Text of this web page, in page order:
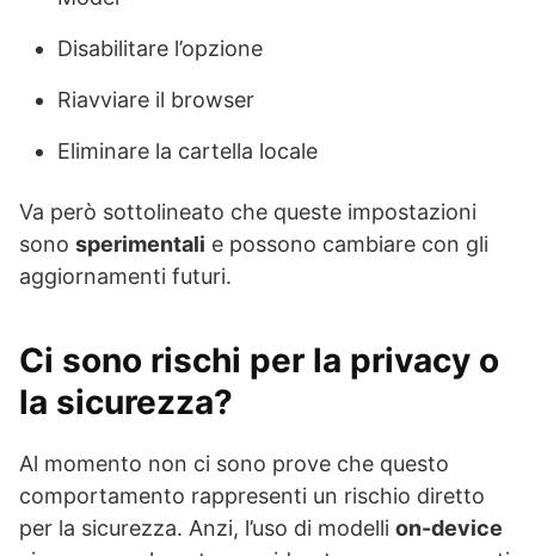
Disabilitare l’opzione
Riavviare il browser
Eliminare la cartella locale
Va però sottolineato che queste impostazioni
sono sperimentali e possono cambiare con gli
aggiornamenti futuri.
Ci sono rischi per la privacy o
la sicurezza?
Al momento non ci sono prove che questo
comportamento rappresenti un rischio diretto
per la sicurezza. Anzi, l’uso di modelli on-device